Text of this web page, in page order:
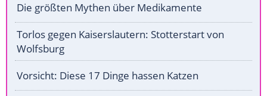
Die größten Mythen über Medikamente
Torlos gegen Kaiserslautern: Stotterstart von
Wolfsburg
Vorsicht: Diese 17 Dinge hassen Katzen